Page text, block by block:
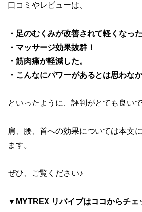
口コミやレビューは、
・足のむくみが改善されて軽くなった
・マッサージ効果抜群！
・筋肉痛が軽減した。
・こんなにパワーがあるとは思わなか
といったように、評判がとても良い
肩、腰、首への効果については本文
ます。
ぜひ、ご覧ください♪
▼MYTREX リバイブはココからチェ